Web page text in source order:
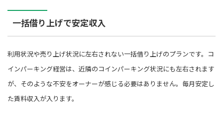
一括借り上げで安定収入
利用状況や売り上げ状況に左右されない一括借り上げのプランです。コ
インパーキング経営は、近隣のコインパーキング状況にも左右されます
が、そのような不安をオーナーが感じる必要はありません。毎月安定し
た賃料収入が入ります。